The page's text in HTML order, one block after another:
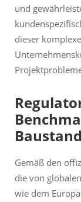
und
dieser
Gemäß den
die von
wie dem